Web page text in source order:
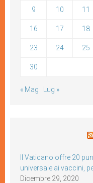
9 10 11
16 17 18
23 24 25
30
« Mag Lug »
Il Vaticano offre 20
universale ai vaccini,
Dicembre 29, 2020